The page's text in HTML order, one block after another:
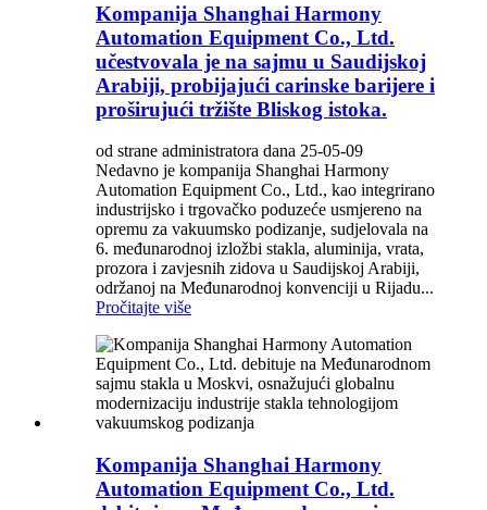
Kompanija Shanghai Harmony
Automation Equipment Co., Ltd.
učestvovala je na sajmu u Saudijskoj
Arabiji, probijajući carinske barijere i
proširujući tržište Bliskog istoka.
od strane administratora dana 25-05-09
Nedavno je kompanija Shanghai Harmony
Automation Equipment Co., Ltd., kao integrirano
industrijsko i trgovačko poduzeće usmjereno na
opremu za vakuumsko podizanje, sudjelovala na
6. međunarodnoj izložbi stakla, aluminija, vrata,
prozora i zavjesnih zidova u Saudijskoj Arabiji,
održanoj na Međunarodnoj konvenciji u Rijadu...
Pročitajte više
Kompanija Shanghai Harmony
Automation Equipment Co., Ltd.